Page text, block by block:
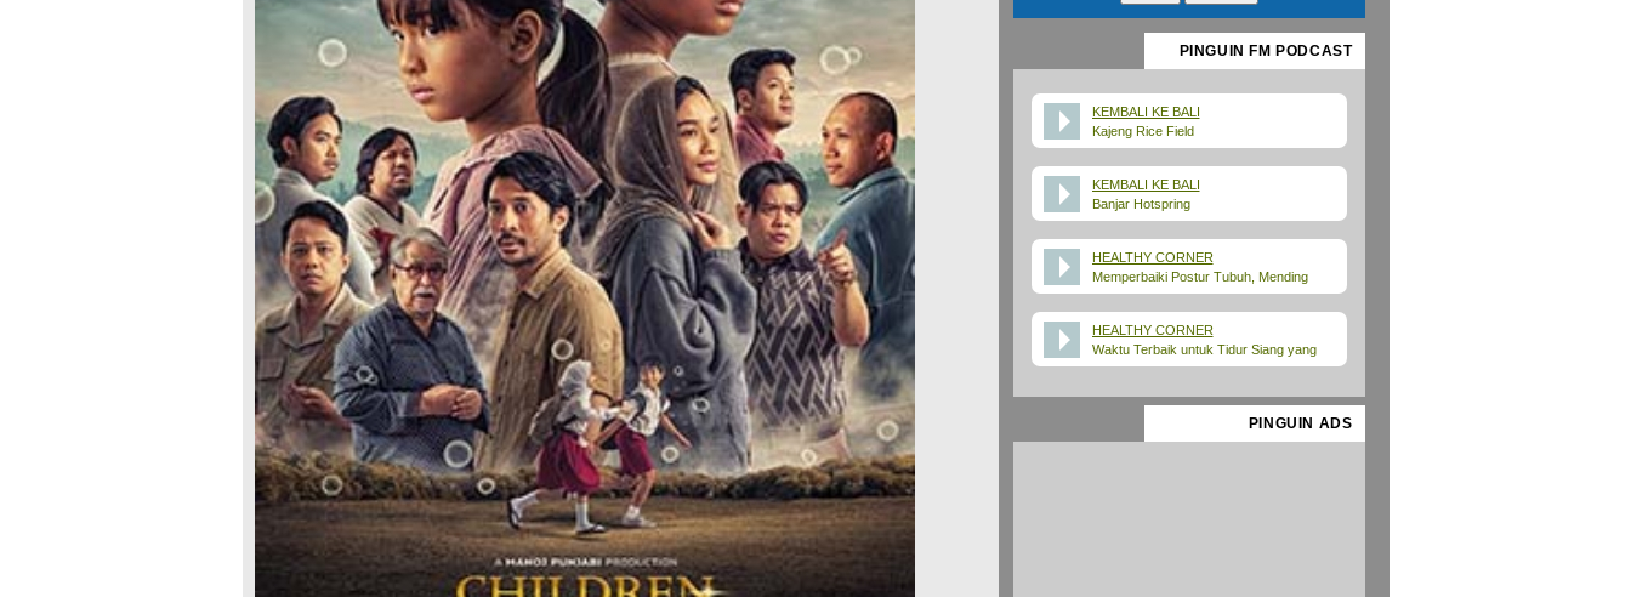
PINGUIN FM PODCAST
KEMBALI KE BALI
Kajeng Rice Field
KEMBALI KE BALI
Banjar Hotspring
HEALTHY CORNER
Memperbaiki Postur Tubuh, Mending
Yoga atau Pilates?
HEALTHY CORNER
Waktu Terbaik untuk Tidur Siang yang
Punya Banyak Manfaat Menurut Ahli
PINGUIN ADS